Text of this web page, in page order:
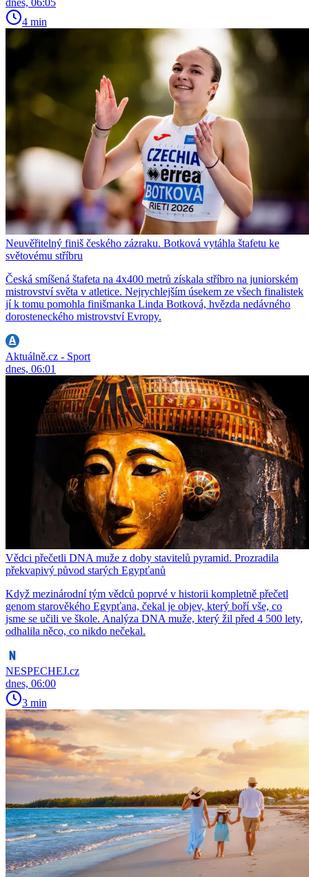
4 min
Neuvěřitelný finiš českého zázraku. Botková vytáhla štafetu ke
světovému stříbru
Česká smíšená štafeta na 4x400 metrů získala stříbro na juniorském
mistrovství světa v atletice. Nejrychlejším úsekem ze všech finalistek
jí k tomu pomohla finišmanka Linda Botková, hvězda nedávného
dorosteneckého mistrovství Evropy.
Aktuálně.cz - Sport
dnes, 06:01
Vědci přečetli DNA muže z doby stavitelů pyramid. Prozradila
překvapivý původ starých Egypťanů
Když mezinárodní tým vědců poprvé v historii kompletně přečetl
genom starověkého Egypťana, čekal je objev, který boří vše, co
jsme se učili ve škole. Analýza DNA muže, který žil před 4 500 lety,
odhalila něco, co nikdo nečekal.
NESPECHEJ.cz
dnes, 06:00
3 min